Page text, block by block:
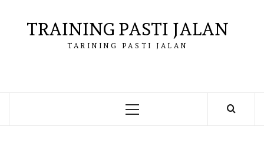
contentTRAINING PASTI JALAN
TARINING PASTI JALAN
Primary